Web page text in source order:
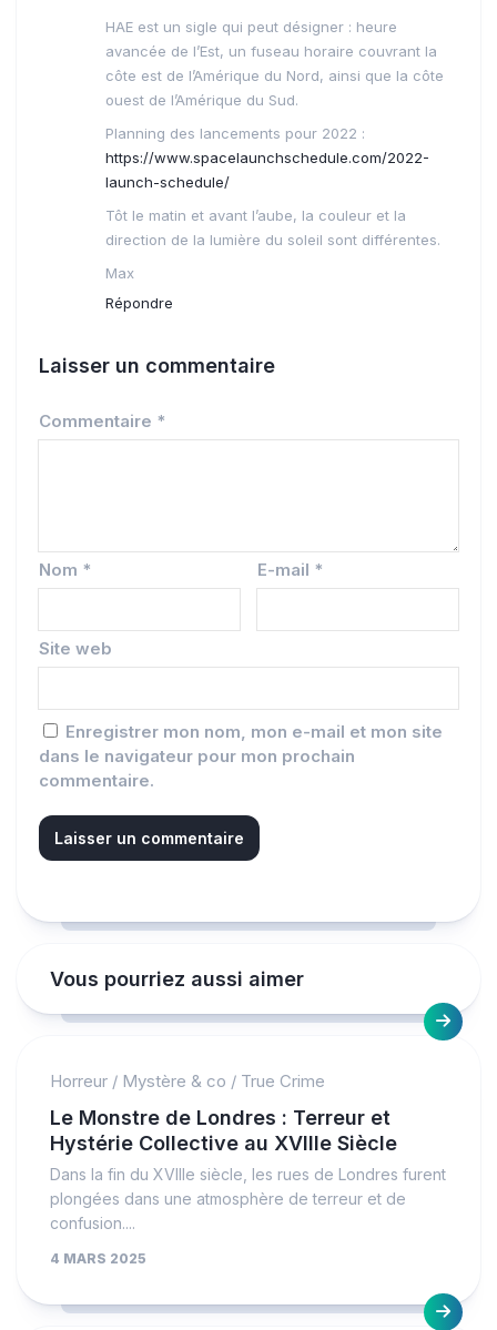
HAE est un sigle qui peut désigner : heure
avancée de l’Est, un fuseau horaire couvrant la
côte est de l’Amérique du Nord, ainsi que la côte
ouest de l’Amérique du Sud.
Planning des lancements pour 2022 :
https://www.spacelaunchschedule.com/2022-
launch-schedule/
Tôt le matin et avant l’aube, la couleur et la
direction de la lumière du soleil sont différentes.
Max
Répondre
Laisser un commentaire
Commentaire *
Nom * E-mail *
Site web
Enregistrer mon nom, mon e-mail et mon site
dans le navigateur pour mon prochain
commentaire.
Vous pourriez aussi aimer
Horreur / Mystère & co / True Crime
Le Monstre de Londres : Terreur et
Hystérie Collective au XVIIIe Siècle
Dans la fin du XVIIIe siècle, les rues de Londres furent
plongées dans une atmosphère de terreur et de
confusion....
4 MARS 2025